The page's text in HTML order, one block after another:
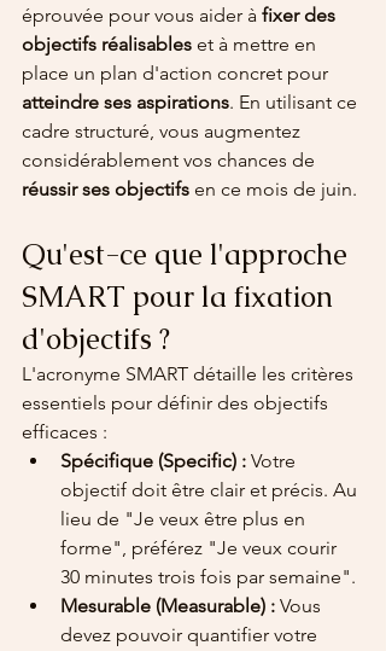
éprouvée pour vous aider à fixer des
objectifs réalisables et à mettre en
place un plan d'action concret pour
atteindre ses aspirations. En utilisant ce
cadre structuré, vous augmentez
considérablement vos chances de
réussir ses objectifs en ce mois de juin.
Qu'est-ce que l'approche
SMART pour la fixation
d'objectifs ?
L'acronyme SMART détaille les critères
essentiels pour définir des objectifs
efficaces :
Spécifique (Specific) : Votre
objectif doit être clair et précis. Au
lieu de "Je veux être plus en
forme", préférez "Je veux courir
30 minutes trois fois par semaine".
Mesurable (Measurable) : Vous
devez pouvoir quantifier votre